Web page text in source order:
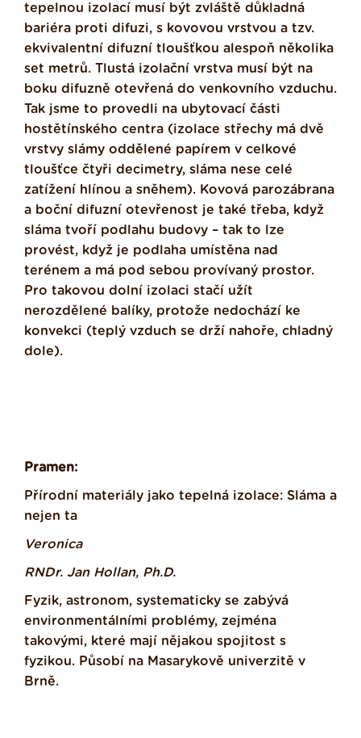
tepelnou izolací musí být zvláště důkladná
bariéra proti difuzi, s kovovou vrstvou a tzv.
ekvivalentní difuzní tloušťkou alespoň několika
set metrů. Tlustá izolační vrstva musí být na
boku difuzně otevřená do venkovního vzduchu.
Tak jsme to provedli na ubytovací části
hostětínského centra (izolace střechy má dvě
vrstvy slámy oddělené papírem v celkové
tloušťce čtyři decimetry, sláma nese celé
zatížení hlínou a sněhem). Kovová parozábrana
a boční difuzní otevřenost je také třeba, když
sláma tvoří podlahu budovy – tak to lze
provést, když je podlaha umístěna nad
terénem a má pod sebou provívaný prostor.
Pro takovou dolní izolaci stačí užít
nerozdělené balíky, protože nedochází ke
konvekci (teplý vzduch se drží nahoře, chladný
dole).
Pramen:
Přírodní materiály jako tepelná izolace: Sláma a
nejen ta
Veronica
RNDr. Jan Hollan, Ph.D.
Fyzik, astronom, systematicky se zabývá
environmentálními problémy, zejména
takovými, které mají nějakou spojitost s
fyzikou. Působí na Masarykově univerzitě v
Brně.